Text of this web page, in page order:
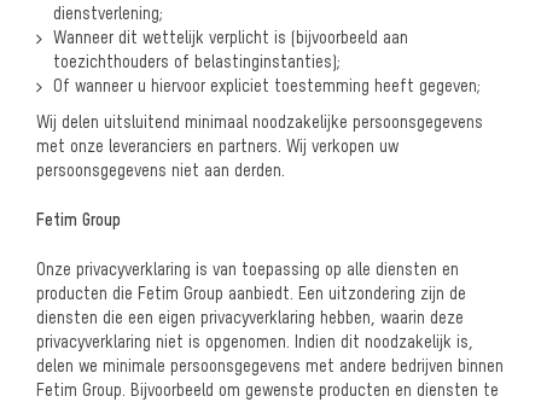
dienstverlening;
Wanneer dit wettelijk verplicht is (bijvoorbeeld aan
toezichthouders of belastinginstanties);
Of wanneer u hiervoor expliciet toestemming heeft gegeven;
Wij delen uitsluitend minimaal noodzakelijke persoonsgegevens
met onze leveranciers en partners. Wij verkopen uw
persoonsgegevens niet aan derden.
Fetim Group
Onze privacyverklaring is van toepassing op alle diensten en
producten die Fetim Group aanbiedt. Een uitzondering zijn de
diensten die een eigen privacyverklaring hebben, waarin deze
privacyverklaring niet is opgenomen. Indien dit noodzakelijk is,
delen we minimale persoonsgegevens met andere bedrijven binnen
Fetim Group. Bijvoorbeeld om gewenste producten en diensten te